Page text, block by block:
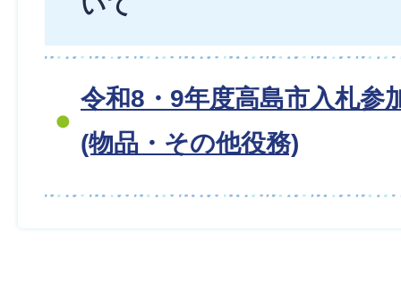
令和8・9年度高島市入札参
(物品・その他役務)